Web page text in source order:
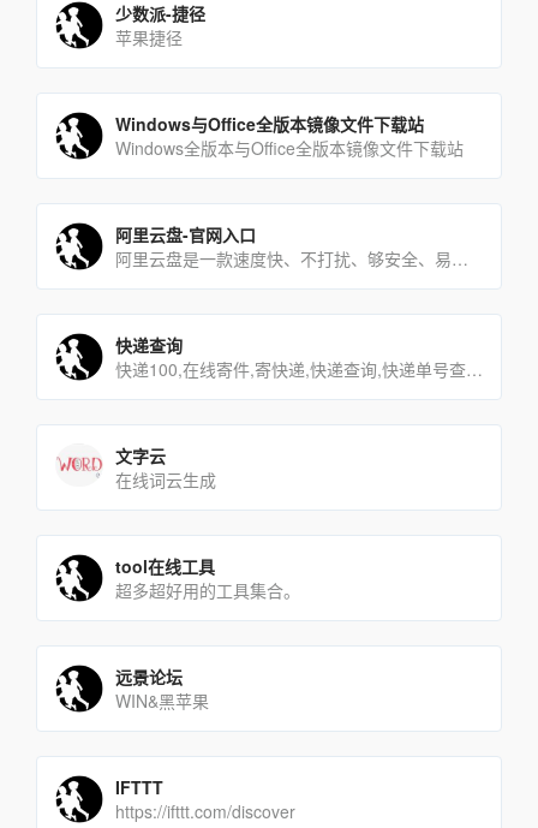
少数派-捷径
苹果捷径
Windows与Office全版本镜像文件下载站
Windows全版本与Office全版本镜像文件下载站
阿里云盘-官网入口
阿里云盘是一款速度快、不打扰、够安全、易于分享的网盘，你可以在这里存储、管理和探索内容，尽情打造丰富的数字世界[…]
快递查询
快递100,在线寄件,寄快递,快递查询,快递单号查询,快递网点查询,快递电话查询
文字云
在线词云生成
tool在线工具
超多超好用的工具集合。
远景论坛
WIN&黑苹果
IFTTT
https://ifttt.com/discover